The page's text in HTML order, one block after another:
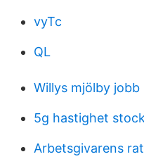
vyTc
QL
Willys mjölby jobb
5g hastighet
Arbetsgivarens